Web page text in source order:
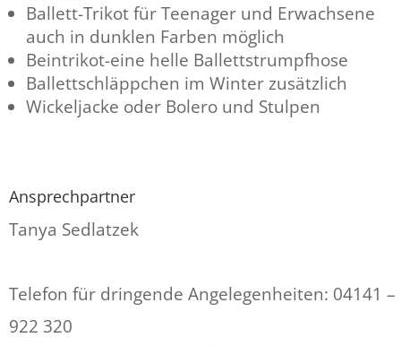
Ballett-Trikot für Teenager und Erwachsene
auch in dunklen Farben möglich
Beintrikot-eine helle Ballettstrumpfhose
Ballettschläppchen im Winter zusätzlich
Wickeljacke oder Bolero und Stulpen
Ansprechpartner
Tanya Sedlatzek
Telefon für dringende Angelegenheiten: 04141 –
922 320